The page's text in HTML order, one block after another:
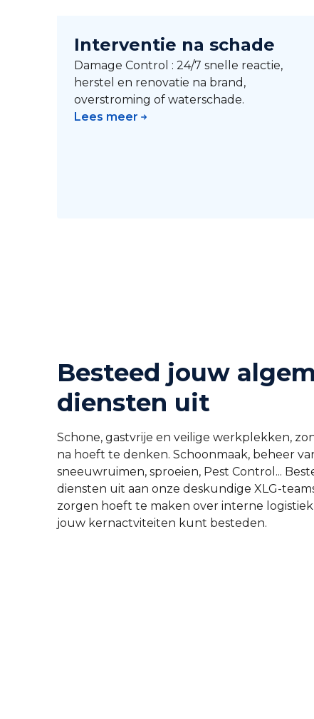
Interventie na schade
Damage Control : 24/7 snelle reactie,
herstel en renovatie na brand,
overstroming of waterschade.
Lees meer
Besteed jouw
diensten uit
Schone, gastvrije en veilige werkplekken,
na hoeft te denken. Schoonmaak, beheer
sneeuwruimen, sproeien, Pest Control...
diensten uit aan onze deskundige XLG-
zorgen hoeft te maken over interne
jouw kernactviteiten kunt besteden.